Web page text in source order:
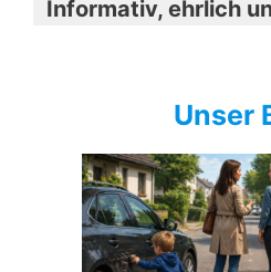
Informativ, ehrlich
Unser